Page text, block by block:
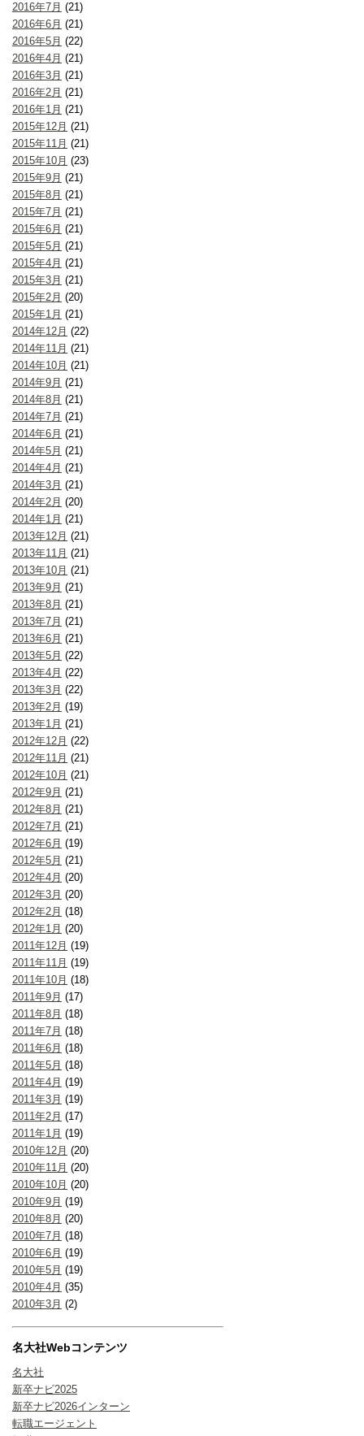
2016年7月 (21)
2016年6月 (21)
2016年5月 (22)
2016年4月 (21)
2016年3月 (21)
2016年2月 (21)
2016年1月 (21)
2015年12月 (21)
2015年11月 (21)
2015年10月 (23)
2015年9月 (21)
2015年8月 (21)
2015年7月 (21)
2015年6月 (21)
2015年5月 (21)
2015年4月 (21)
2015年3月 (21)
2015年2月 (20)
2015年1月 (21)
2014年12月 (22)
2014年11月 (21)
2014年10月 (21)
2014年9月 (21)
2014年8月 (21)
2014年7月 (21)
2014年6月 (21)
2014年5月 (21)
2014年4月 (21)
2014年3月 (21)
2014年2月 (20)
2014年1月 (21)
2013年12月 (21)
2013年11月 (21)
2013年10月 (21)
2013年9月 (21)
2013年8月 (21)
2013年7月 (21)
2013年6月 (21)
2013年5月 (22)
2013年4月 (22)
2013年3月 (22)
2013年2月 (19)
2013年1月 (21)
2012年12月 (22)
2012年11月 (21)
2012年10月 (21)
2012年9月 (21)
2012年8月 (21)
2012年7月 (21)
2012年6月 (19)
2012年5月 (21)
2012年4月 (20)
2012年3月 (20)
2012年2月 (18)
2012年1月 (20)
2011年12月 (19)
2011年11月 (19)
2011年10月 (18)
2011年9月 (17)
2011年8月 (18)
2011年7月 (18)
2011年6月 (18)
2011年5月 (18)
2011年4月 (19)
2011年3月 (19)
2011年2月 (17)
2011年1月 (19)
2010年12月 (20)
2010年11月 (20)
2010年10月 (20)
2010年9月 (19)
2010年8月 (20)
2010年7月 (18)
2010年6月 (19)
2010年5月 (19)
2010年4月 (35)
2010年3月 (2)
名大社Webコンテンツ
名大社
新卒ナビ2025
新卒ナビ2026インターン
転職エージェント